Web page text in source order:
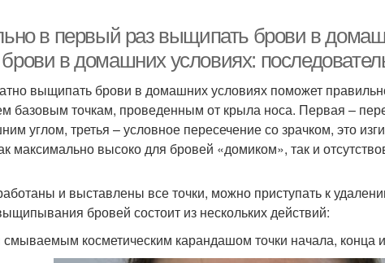
в первый раз выщипать брови в
в домашних условиях:
выщипать брови в домашних условиях поможет
базовым точкам, проведенным от крыла носа. Первая –
углом, третья – условное пересечение со зрачком, это
максимально высоко для бровей «домиком», так и
и выставлены все точки, можно приступать к
бровей состоит из нескольких действий:
косметическим карандашом точки начала, конца